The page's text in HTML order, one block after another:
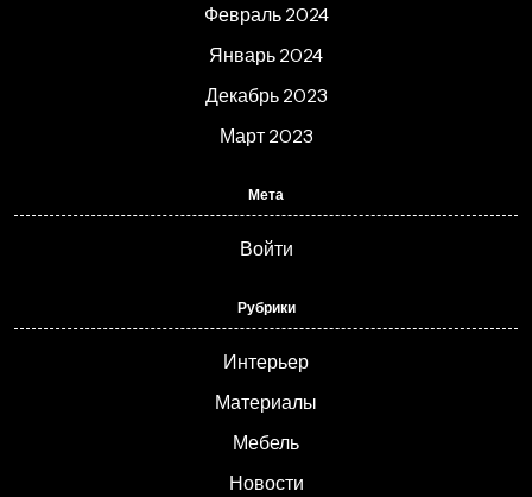
Февраль 2024
Январь 2024
Декабрь 2023
Март 2023
Мета
Войти
Рубрики
Интерьер
Материалы
Мебель
Новости